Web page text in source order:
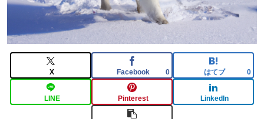
X Facebook 0 はてブ 0
LINE Pinterest LinkedIn